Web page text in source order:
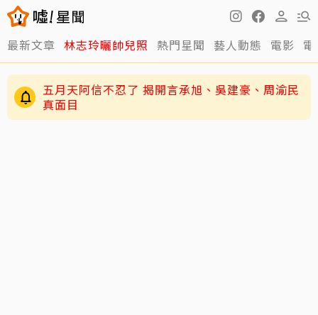
最新文章 林志玲曬帥兒照 熱門星聞 藝人動態 電影
五月天阿信不忍了 揭開言承旭、吳建豪、周渝民
真面目